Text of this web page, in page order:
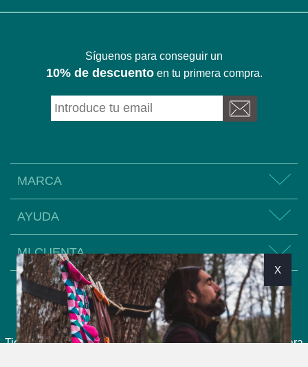
Síguenos para conseguir un
10% de descuentoen tu primera compra.
MARCA
AYUDA
MI CUENTA
© 2026 The Arctic Bay.
Tienda de calcetines con dibujos originales estampados para
X